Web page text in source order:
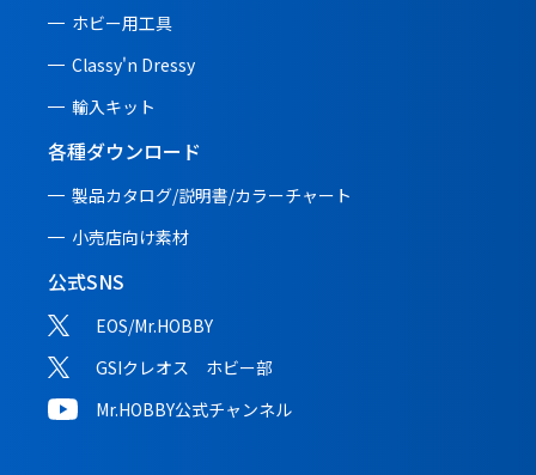
ホビー用工具
Classy'n Dressy
輸入キット
各種ダウンロード
製品カタログ/説明書/カラーチャート
小売店向け素材
公式SNS
EOS/Mr.HOBBY
GSIクレオス ホビー部
Mr.HOBBY公式チャンネル